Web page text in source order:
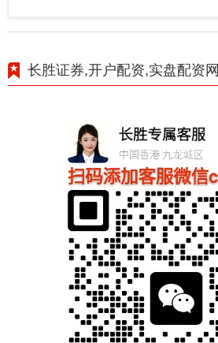
长胜证券,开户配资,实盘配资网